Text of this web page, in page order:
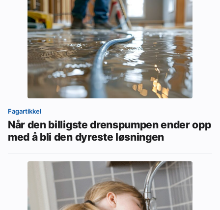
Fagartikkel
Når den billigste drenspumpen ender opp
med å bli den dyreste løsningen